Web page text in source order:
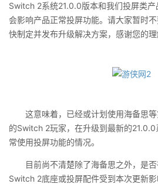
Switch 2系统21.0.0版本和我们投屏类
会影响产品正常投屏功能。请大家暂时
快制定并发布升级解决方案，感谢您的理
这意味着，已经或计划使用海备思等
的Switch 2玩家，在升级到最新的
常使用投屏功能的情况。
目前尚不清楚除了海备思之外，是否
Switch 2底座或投屏配件受到本次更新